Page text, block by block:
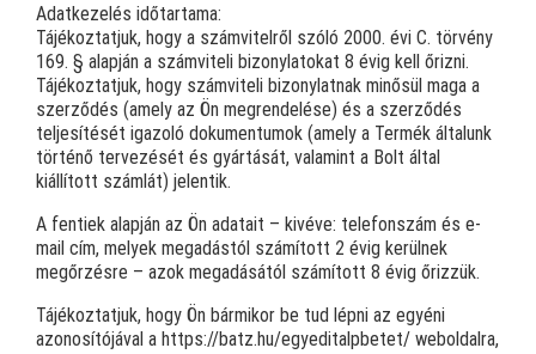
Adatkezelés időtartama:
Tájékoztatjuk, hogy a számvitelről szóló 2000. évi C. törvény
169. § alapján a számviteli bizonylatokat 8 évig kell őrizni.
Tájékoztatjuk, hogy számviteli bizonylatnak minősül maga a
szerződés (amely az Ön megrendelése) és a szerződés
teljesítését igazoló dokumentumok (amely a Termék általunk
történő tervezését és gyártását, valamint a Bolt által
kiállított számlát) jelentik.
A fentiek alapján az Ön adatait – kivéve: telefonszám és e-
mail cím, melyek megadástól számított 2 évig kerülnek
megőrzésre – azok megadásától számított 8 évig őrizzük.
Tájékoztatjuk, hogy Ön bármikor be tud lépni az egyéni
azonosítójával a https://batz.hu/egyeditalpbetet/ weboldalra,